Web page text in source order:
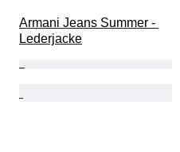
Armani Jeans Summer -
Lederjacke